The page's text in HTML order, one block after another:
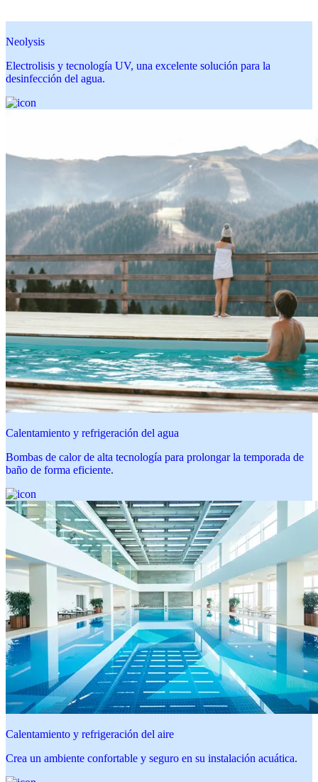
Neolysis
Electrolisis y tecnología UV, una excelente solución para la
desinfección del agua.
Calentamiento y refrigeración del agua
Bombas de calor de alta tecnología para prolongar la temporada de
baño de forma eficiente.
Calentamiento y refrigeración del aire
Crea un ambiente confortable y seguro en su instalación acuática.